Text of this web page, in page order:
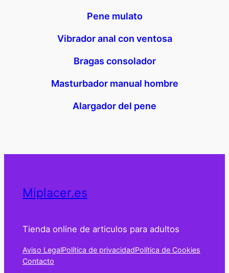
Pene mulato
Vibrador anal con ventosa
Bragas consolador
Masturbador manual hombre
Alargador del pene
Miplacer.es
Tienda online de articulos para adultos
Aviso LegalPolítica de privacidadPolítica de Cookies
Contacto